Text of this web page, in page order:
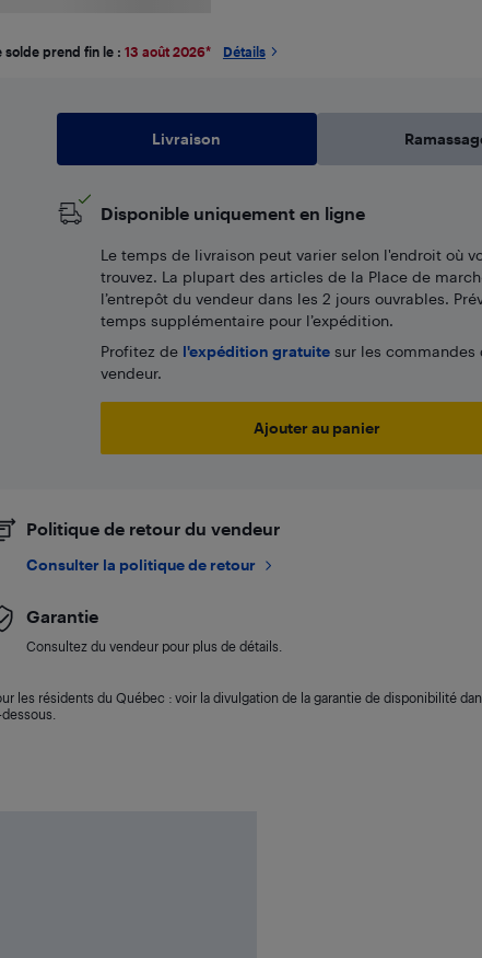
solde prend fin le : 13 août 2026* Détails
Livraison
Disponible uniquement en ligne
Le temps de livraison peut varier selon l'endroit où
trouvez. La plupart des articles de la Place de
l’entrepôt du vendeur dans les 2 jours ouvrables.
temps supplémentaire pour l’expédition.
Profitez de l'expédition gratuitesur les commandes
vendeur.
Ajouter au panier
Politique de retour du vendeur
Consulter la politique de retour
Garantie
Consultez du vendeur pour plus de détails.
les résidents du Québec : voir la divulgation de la garantie de disponibilité